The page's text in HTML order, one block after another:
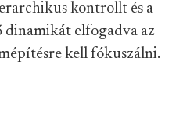
kontrollt és a
elfogadva az
kell fókuszálni.